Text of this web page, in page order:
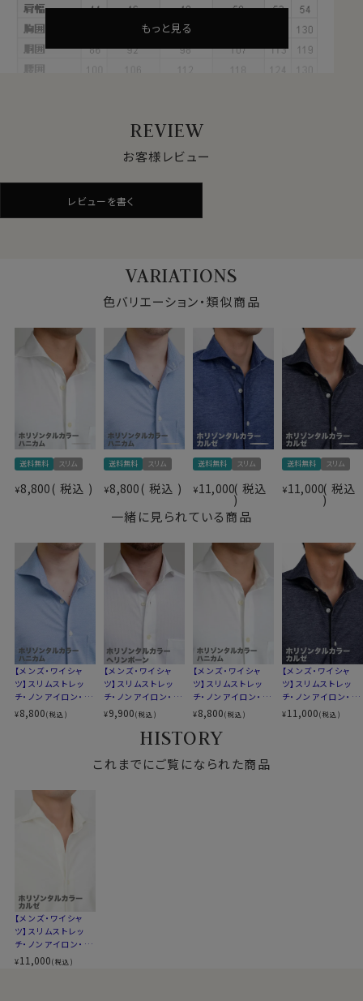
ラックス。
オールシーズン快適なストレスフリーのシャツ。
サラッとした肌ざわりとソフト感が心地いい、やみつきに
なる新感覚ノーストレスシャツです。
ナチュラルなストレッチ性があるのがニット生地の特徴
ですが、このニット生地には80番手双糸の綿100％とス
ニット糸を使用しています。
ハイテク素材＝ソロテックス®を使用することにより、下
記のメリットがあります。
・反発力（キックバック）が強いため、肘抜け等の型崩れ
が起こりにくい＝寸法安定性に優れている
・滑らかでソフトな肌触り＝やや厚手のニット生地です
が、がさつきや固さは皆無
見た目からは想像もつかないくらいソフトで軽やか
・通常のニット生地以上にシワになりにくい
よく見るとワイシャツ仕様のニットシャツ。
見た目はワイシャツの定番生地カルゼ（細かな斜めの畝
が入った織柄）のようで、柔らかで滑らかな肌触りの“カ
ルゼ“です。
●ノーアイロンで、お手入れ楽
素材として形態安定性が抜群です。
洗濯終了後は、すぐに洗濯機から取り出してしわを伸ば
し、ハンガーにかけて干すだけ。
これでアイロンがけは、ほぼ必要ありません。
たたんでも折りじわがつきづらく、しわになりにくいため、
出張や旅行にもおすすめです。
●洗濯について
ご家庭洗濯推奨（※必ず洗濯ネットを使用ください）
クリーニングはお控えください（洗濯コースによっては、
伸縮する場合があります）
ウエストを絞ったバックダーツ入りのスリムなスタイル。
伸縮性と柔らかな感触が、体にフィットして快適でスタイ
リッシュな着こなしができます。
ozieのラインナップでもっともスリムなシャツです。
めに設定。
裾をパンツイン＆アウトの両々で着用できるよう生産しま
した。
仕様表
ポリエステル46％
イージーケア
素材名
ニット（36Gジャージー・カルゼ）
衿型
ホリゾンタルカラー(カッタウェイ)
キーパー
後身頃
バックダーツ入り細身
ポケット
ポケットなし
柄
織柄無地
カフス
ラウンドカット
アジャスタブル
コンバーチブルカフス
サイズJ
S-37～4L-47cm
トールサイズ M-88・L-90・LL-90cm
全９サイズ
スタイル
スリムフィット/細身
ください
もっと見る
REVIEW
お客様レビュー
レビューを書く
VARIATIONS
色バリエーション・類似商品
送料無料 スリム
¥8,800 税込
送料無料 スリム
¥8,800 税込
送料無料 スリム
¥11,000 税込
送料無料 スリム
¥11,000 税込
一緒に見られている商品
【メンズ・ワイシャ
ツ】スリムストレッ
チ・ノンアイロン・ド
ライ・ニット・ホリゾ
ンタルカラー・カッタ
¥8,800(税込)
【メンズ・ワイシャ
ツ】スリムストレッ
チ・ノンアイロン・ク
ールマックス・ドラ
イ・ニット・ホリゾン
タルカラー・カッタウ
¥9,900(税込)
【メンズ・ワイシャ
ツ】スリムストレッ
チ・ノンアイロン・ド
ライ・ニット・ホリゾ
ンタルカラー・カッタ
ウェイ
¥8,800(税込)
【メンズ・ワイシャ
ツ】スリムストレッ
チ・ノンアイロン・ソ
ロテックス・ニット・
ホリゾンタルカラ
¥11,000(税込)
HISTORY
これまでにご覧になられた商品
【メンズ・ワイシャ
ツ】スリムストレッ
チ・ノンアイロン・ソ
ロテックス・ニット・
ホリゾンタルカラ
¥11,000(税込)